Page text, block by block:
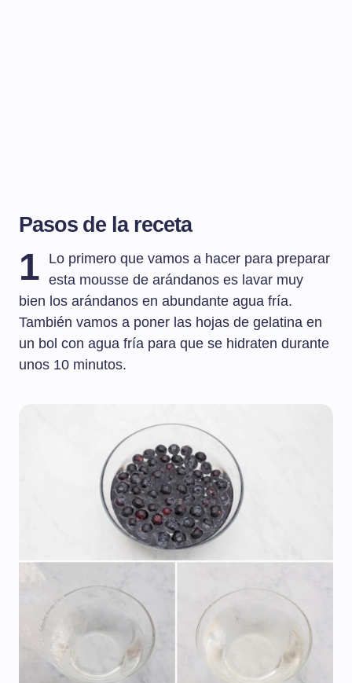
Pasos de la receta
1
Lo primero que vamos a hacer para preparar
esta mousse de arándanos es lavar muy
bien los arándanos en abundante agua fría.
También vamos a poner las hojas de gelatina en
un bol con agua fría para que se hidraten durante
unos 10 minutos.